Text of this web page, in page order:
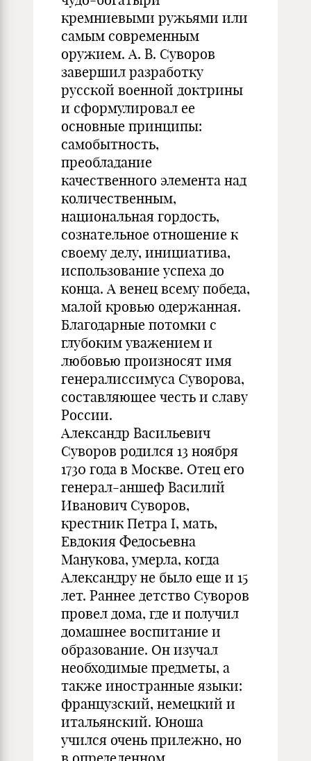
кремниевыми ружьями или
самым современным
оружием. А. В. Суворов
завершил разработку
русской военной доктрины
и сформулировал ее
основные принципы:
самобытность,
преобладание
качественного элемента над
количественным,
национальная гордость,
сознательное отношение к
своему делу, инициатива,
использование успеха до
конца. А венец всему победа,
малой кровью одержанная.
Благодарные потомки с
глубоким уважением и
любовью произносят имя
генералиссимуса Суворова,
составляющее честь и славу
России.
Александр Васильевич
Суворов родился 13 ноября
1730 года в Москве. Отец его
генерал-аншеф Василий
Иванович Суворов,
крестник Петра I, мать,
Евдокия Федосьевна
Манукова, умерла, когда
Александру не было еще и 15
лет. Раннее детство Суворов
провел дома, где и получил
домашнее воспитание и
образование. Он изучал
необходимые предметы, а
также иностранные языки:
французский, немецкий и
итальянский. Юноша
учился очень прилежно, но